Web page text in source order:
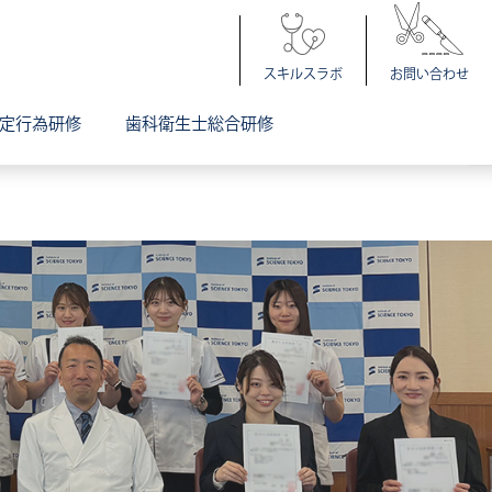
プログラム概要
協力型臨床研修施設・研修協力施設について
採用案内（募集要項）
指導歯科医講習会
診療科説明会のお知らせ
説明会
行為研修
研修の概要
特定看護師インタビュー
お問い合わせ
歯科衛生士総合研修
スキルスラボ お問い合わせ